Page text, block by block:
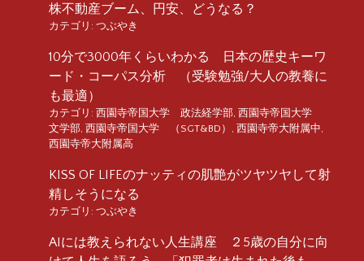
株不動産ブーム、円安、どうなる？
カテゴリ: つぶやき
10分で3000年くらいわかる 日本の歴史キーワ
ード・コーパス分析 （受験勉強/大人の教養に
も最適）
カテゴリ: 西園寺帝国大学 政法経学部, 西園寺帝国大学
文学部, 西園寺帝国大学 （SGT&BD） , 西園寺帝大附属中,
西園寺帝大附属高
KISS OF LIFEのナッティの肌艶がツヤツヤして射
精しそうになる
カテゴリ: つぶやき
AIには教えられない人生講座 ２5歳の自分に向